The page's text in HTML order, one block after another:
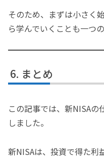
そのため、まずは小さく
ら学んでいくことも一つの
まとめ
この記事では、新NISA
しました。
新NISAは、投資で得た利